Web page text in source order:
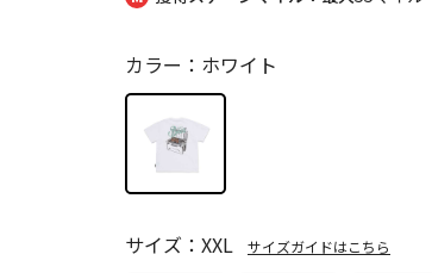
カラー：ホワイト
サイズ：XXL サイズガイドはこちら